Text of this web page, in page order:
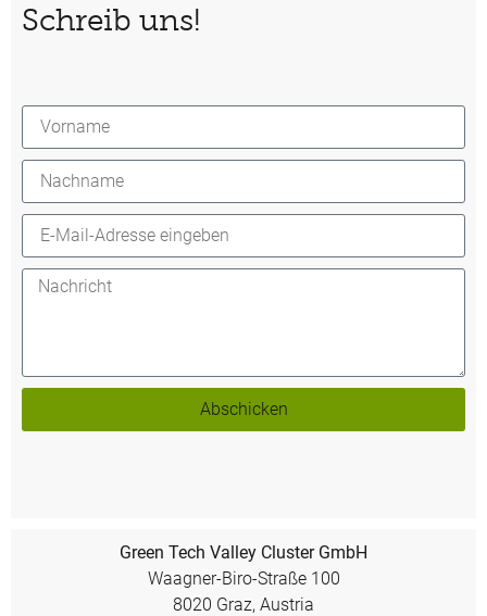
Schreib uns!
Abschicken
Green Tech Valley Cluster GmbH
Waagner-Biro-Straße 100
8020 Graz, Austria